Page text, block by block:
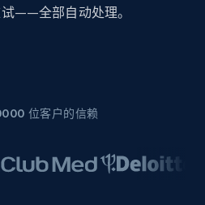
——全部自动处理。
位客户的信赖